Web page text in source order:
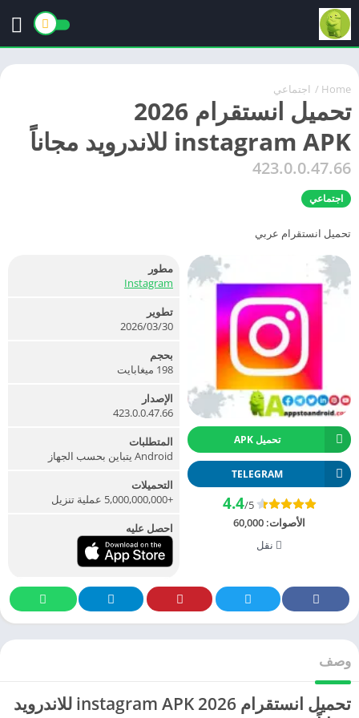
Home
/ اجتماعي
تحميل انستقرام 2026
instagram APK للاندرويد مجاناً
423.0.0.47.66
اجتماعي
تحميل انستقرام عربي
تحميل APK
TELEGRAM
4.4/5
الأصوات: 60,000
نقل
مطور
Instagram
تطوير
30‏/03‏/2026
بحجم
198 ميغابايت
الإصدار
423.0.0.47.66
المتطلبات
Android يتباين بحسب الجهاز
التحميلات
+5,000,000,000 عملية تنزيل
احصل عليه
وصف
تحميل انستقرام 2026 instagram APK للاندرويد